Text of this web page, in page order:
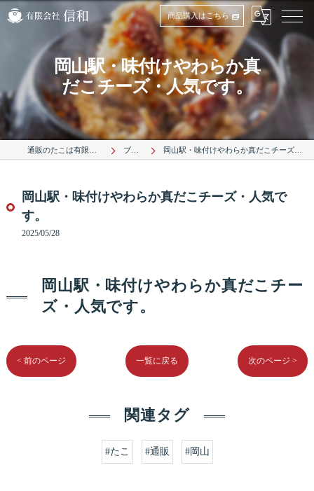
商品購入はこちら
岡山駅・味付けやわらか真
だこチーズ・人気です。
ブログ 岡山駅・味付けやわらか真だこチーズ・人気です。
岡山駅・味付けやわらか真だこチーズ・人気で
す。
2025/05/28
岡山駅・味付けやわらか真だこチー
ズ・人気です。
< 前のページ 一覧に戻る 次のページ >
関連タグ
#たこ #通販 #岡山